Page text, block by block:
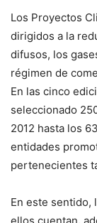
Los Proyectos
dirigidos a la
difusos, los
régimen de
En las cinco
seleccionado
2012 hasta los
entidades
pertenecientes
En este sentido,
ellos cuentan,